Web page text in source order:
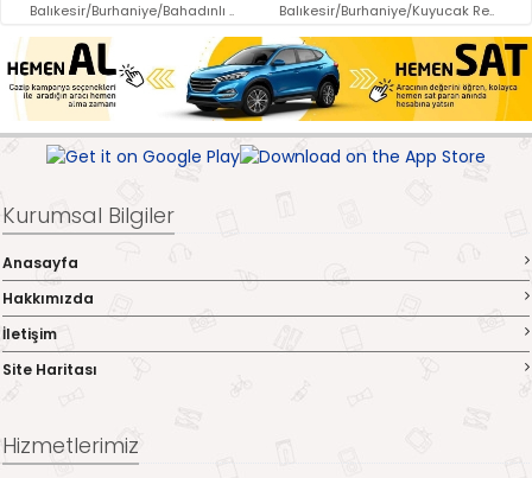
Balıkesir/Burhaniye/Bahadınlı .. Balıkesir/Burhaniye/Kuyucak Re..
Kurumsal Bilgiler
Anasayfa
Hakkımızda
İletişim
Site Haritası
Hizmetlerimiz